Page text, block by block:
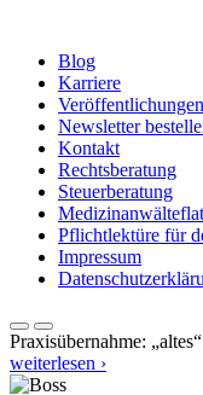
Blog
Karriere
Veröffentlichungen
Newsletter
Kontakt
Rechtsberatung
Steuerberatung
Medizinanwälteflat
Pflichtlektüre für
Impressum
Praxisübernahme:
weiterlesen ›